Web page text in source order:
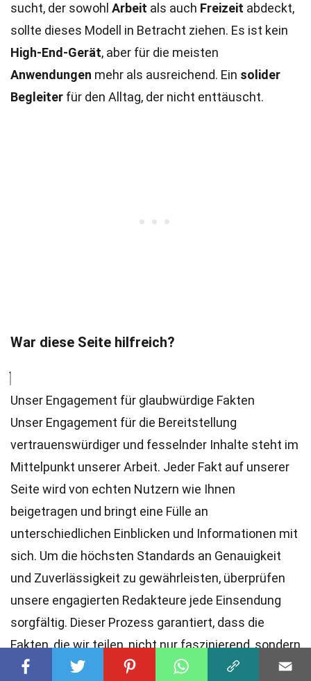
sucht, der sowohl Arbeit als auch Freizeit abdeckt,
sollte dieses Modell in Betracht ziehen. Es ist kein
High-End-Gerät, aber für die meisten
Anwendungen mehr als ausreichend. Ein solider
Begleiter für den Alltag, der nicht enttäuscht.
War diese Seite hilfreich?
Unser Engagement für glaubwürdige Fakten
Unser Engagement für die Bereitstellung
vertrauenswürdiger und fesselnder Inhalte steht im
Mittelpunkt unserer Arbeit. Jeder Fakt auf unserer
Seite wird von echten Nutzern wie Ihnen
beigetragen und bringt eine Fülle an
unterschiedlichen Einblicken und Informationen mit
sich. Um die höchsten Standards an Genauigkeit
und Zuverlässigkeit zu gewährleisten, überprüfen
unsere engagierten Redakteure jede Einsendung
sorgfältig. Dieser Prozess garantiert, dass die
Fakten, die wir teilen, nicht nur faszinierend, sondern
auch glaubwürdig sind. Vertrauen Sie auf unser